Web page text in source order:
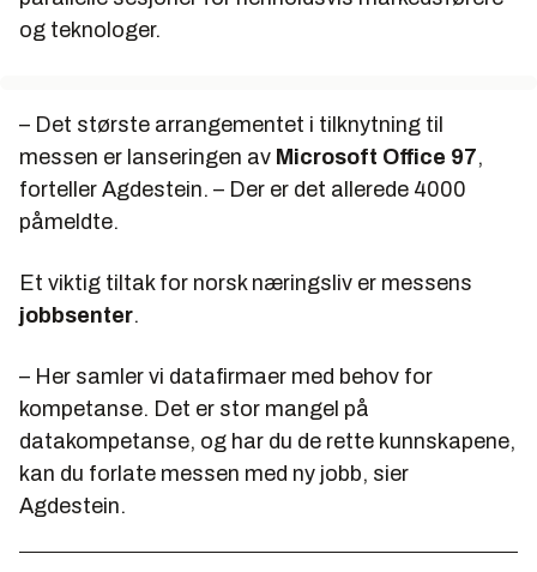
og teknologer.
– Det største arrangementet i tilknytning til
messen er lanseringen av Microsoft Office 97,
forteller Agdestein. – Der er det allerede 4000
påmeldte.
Et viktig tiltak for norsk næringsliv er messens
jobbsenter.
– Her samler vi datafirmaer med behov for
kompetanse. Det er stor mangel på
datakompetanse, og har du de rette kunnskapene,
kan du forlate messen med ny jobb, sier
Agdestein.